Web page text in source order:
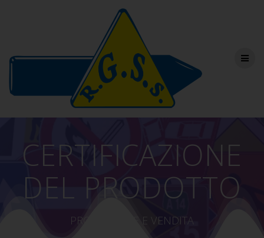
al
contenuto
CERTIFICAZIONE
DEL PRODOTTO
PRODUZIONE E VENDITA